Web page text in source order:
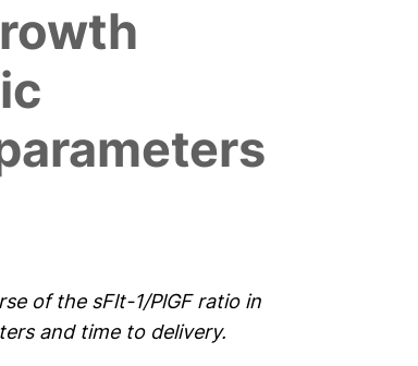
of the sFlt-1/PlGF ratio in
and time to delivery.